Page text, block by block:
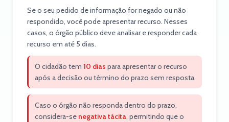
Se o seu pedido de informação for negado ou não
respondido, você pode apresentar recurso. Nesses
casos, o órgão público deve analisar e responder cada
recurso em até 5 dias.
O cidadão tem 10 dias para apresentar o recurso
após a decisão ou término do prazo sem resposta.
Caso o órgão não responda dentro do prazo,
considera-se negativa tácita, permitindo que o